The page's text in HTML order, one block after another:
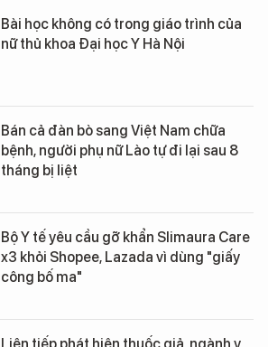
Bài học không có trong giáo trình của
nữ thủ khoa Đại học Y Hà Nội
Bán cả đàn bò sang Việt Nam chữa
bệnh, người phụ nữ Lào tự đi lại sau 8
tháng bị liệt
Bộ Y tế yêu cầu gỡ khẩn Slimaura Care
x3 khỏi Shopee, Lazada vì dùng "giấy
công bố ma"